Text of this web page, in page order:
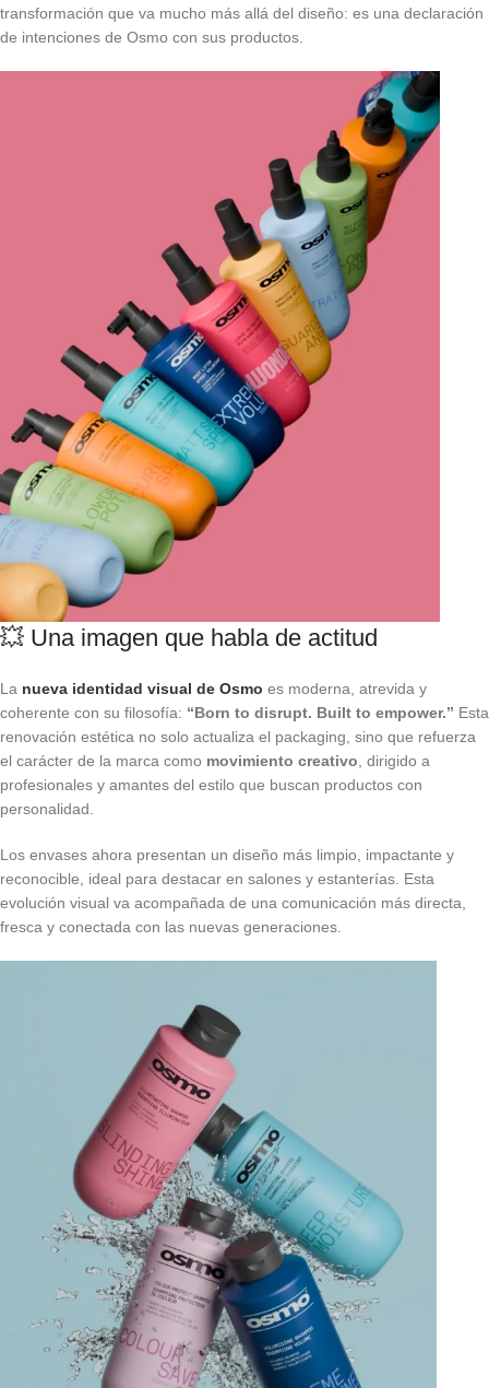
transformación que va mucho más allá del diseño: es una declaración
de intenciones de Osmo con sus productos.
💥 Una imagen que habla de actitud
La nueva identidad visual de Osmo es moderna, atrevida y
coherente con su filosofía: “Born to disrupt. Built to empower.” Esta
renovación estética no solo actualiza el packaging, sino que refuerza
el carácter de la marca como movimiento creativo , dirigido a
profesionales y amantes del estilo que buscan productos con
personalidad.
Los envases ahora presentan un diseño más limpio, impactante y
reconocible, ideal para destacar en salones y estanterías. Esta
evolución visual va acompañada de una comunicación más directa,
fresca y conectada con las nuevas generaciones.